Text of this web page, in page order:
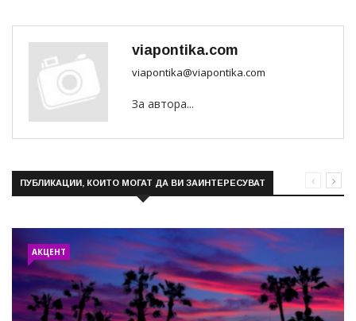
viapontika.com
viapontika@viapontika.com
За автора...
ПУБЛИКАЦИИ, КОИТО МОГАТ ДА ВИ ЗАИНТЕРЕСУВАТ
АКЦЕНТ